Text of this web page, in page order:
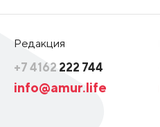
Редакция
+7 4162 222 744
info@amur.life